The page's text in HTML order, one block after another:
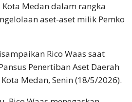
Kota Medan dalam rangka
aset-aset milik Pemko
Rico Waas saat
Penertiban Aset Daerah
Medan, Senin (18/5/2026).